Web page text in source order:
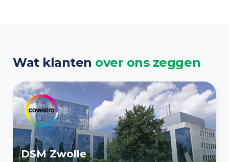
Wat klanten over ons zeggen
DSM Zwolle